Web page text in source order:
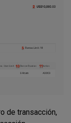
de transacción,